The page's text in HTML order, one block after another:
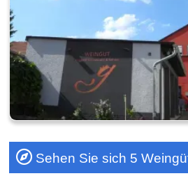
Sehen Sie sich 5